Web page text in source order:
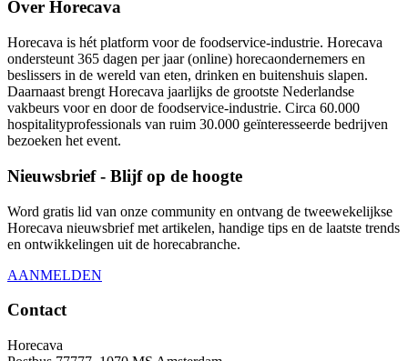
Over Horecava
Horecava is hét platform voor de foodservice-industrie. Horecava
ondersteunt 365 dagen per jaar (online) horecaondernemers en
beslissers in de wereld van eten, drinken en buitenshuis slapen.
Daarnaast brengt Horecava jaarlijks de grootste Nederlandse
vakbeurs voor en door de foodservice-industrie. Circa 60.000
hospitalityprofessionals van ruim 30.000 geïnteresseerde bedrijven
bezoeken het event.
Nieuwsbrief - Blijf op de hoogte
Word gratis lid van onze community en ontvang de tweewekelijkse
Horecava nieuwsbrief met artikelen, handige tips en de laatste trends
en ontwikkelingen uit de horecabranche.
AANMELDEN
Contact
Horecava